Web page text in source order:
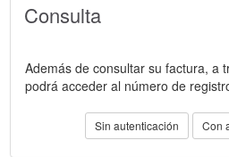
Consulta
Además de consultar su factura, a
podrá acceder al número de
Sin autenticación Con